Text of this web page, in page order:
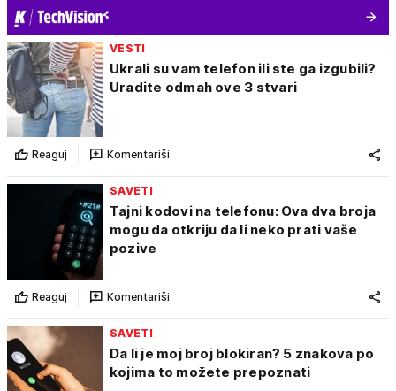
VESTI
Ukrali su vam telefon ili ste ga izgubili?
Uradite odmah ove 3 stvari
Reaguj Komentariši
SAVETI
Tajni kodovi na telefonu: Ova dva broja
mogu da otkriju da li neko prati vaše
pozive
Reaguj Komentariši
SAVETI
Da li je moj broj blokiran? 5 znakova po
kojima to možete prepoznati